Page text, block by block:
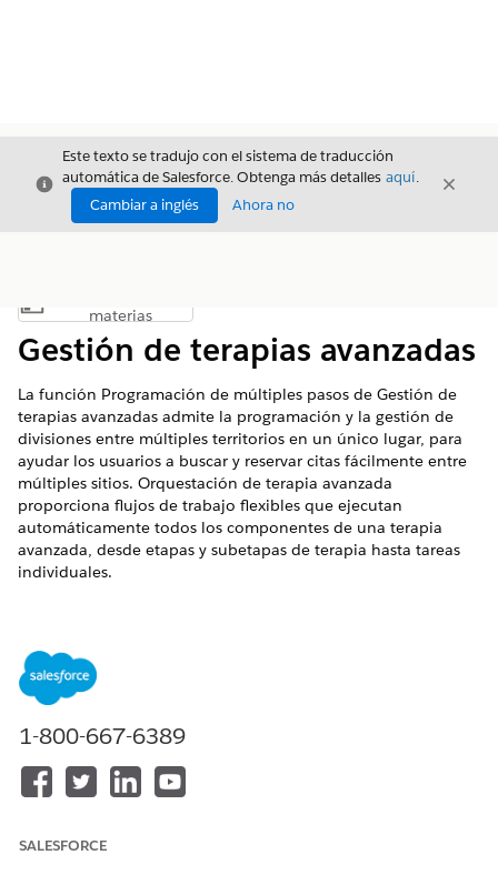
Cerrar
Este texto se tradujo con el sistema de traducción
automática de Salesforce. Obtenga más detalles aquí.
Cambiar a inglés
Ahora no
Cerrar
Mostrar índice de materias
materias
Gestión de terapias avanzadas
La función Programación de múltiples pasos de Gestión de
terapias avanzadas admite la programación y la gestión de
divisiones entre múltiples territorios en un único lugar, para
ayudar los usuarios a buscar y reservar citas fácilmente entre
múltiples sitios. Orquestación de terapia avanzada
proporciona flujos de trabajo flexibles que ejecutan
automáticamente todos los componentes de una terapia
avanzada, desde etapas y subetapas de terapia hasta tareas
individuales.
terapias avanzadas
¿RESOLVIÓ ESTE ARTÍCULO SU PROBLEMA?
¡Háganos saber cómo podemos mejorar!
1-800-667-6389
SALESFORCE